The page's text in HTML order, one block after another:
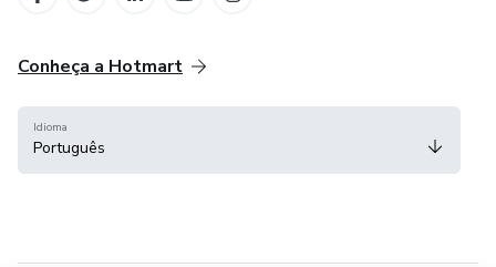
Conheça a Hotmart
Idioma
Português